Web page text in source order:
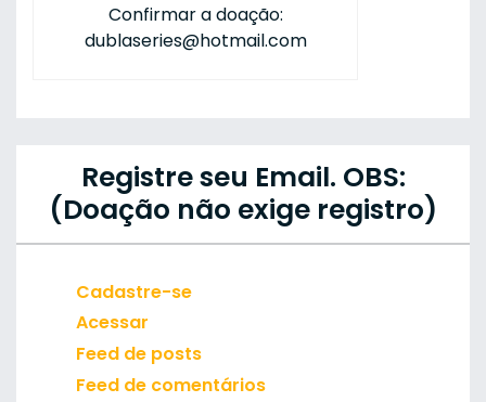
Confirmar a doação:
dublaseries@hotmail.com
Registre seu Email. OBS:
(Doação não exige registro)
Cadastre-se
Acessar
Feed de posts
Feed de comentários